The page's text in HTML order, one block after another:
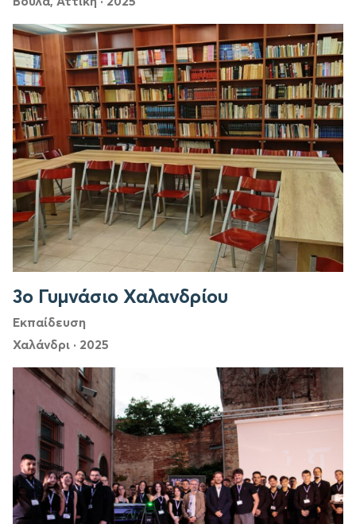
3ο Γυμνάσιο Χαλανδρίου
Εκπαίδευση
Χαλάνδρι · 2025